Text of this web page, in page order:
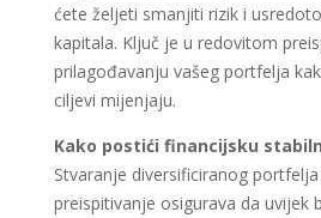
ćete željeti smanjiti rizik i
kapitala. Ključ je u redovitom
prilagođavanju vašeg portfelja
ciljevi mijenjaju.
Kako postići financijsku
Stvaranje diversificiranog
preispitivanje osigurava da uvijek